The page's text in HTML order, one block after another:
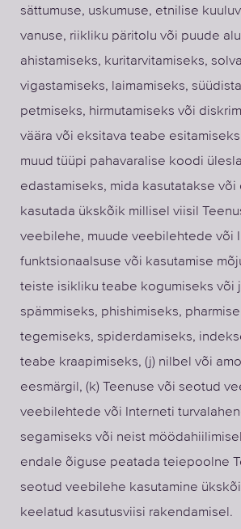
sättumuse, uskumuse, etnilise
vanuse, riikliku päritolu või puude
ahistamiseks, kuritarvitamiseks,
vigastamiseks, laimamiseks,
petmiseks, hirmutamiseks või
väära või eksitava teabe
muud tüüpi pahavaralise koodi
edastamiseks, mida kasutatakse või
kasutada ükskõik millisel viisil
veebilehe, muude veebilehtede või
funktsionaalsuse või kasutamise
teiste isikliku teabe kogumiseks või
spämmiseks, phishimiseks,
tegemiseks, spiderdamiseks,
teabe kraapimiseks, (j) nilbel või
eesmärgil, (k) Teenuse või seotud
veebilehtede või Interneti
segamiseks või neist
endale õiguse peatada teiepoolne
seotud veebilehe kasutamine
keelatud kasutusviisi rakendamisel.